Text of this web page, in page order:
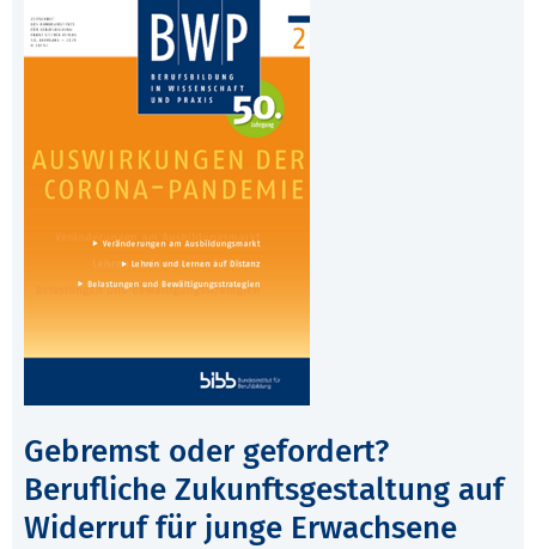
Gebremst oder gefordert?
Berufliche Zukunftsgestaltung auf
Widerruf für junge Erwachsene